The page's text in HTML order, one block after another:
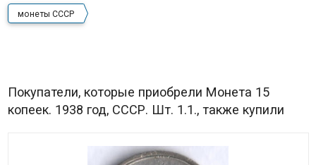
монеты СССР
Покупатели, которые приобрели Монета 15
копеек. 1938 год, СССР. Шт. 1.1., также купили